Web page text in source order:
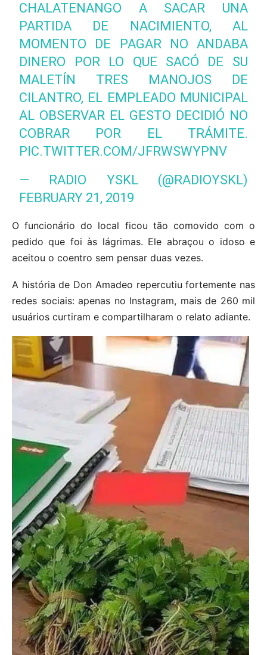
CHALATENANGO A SACAR UNA
PARTIDA DE NACIMIENTO, AL
MOMENTO DE PAGAR NO ANDABA
DINERO POR LO QUE SACÓ DE SU
MALETÍN TRES MANOJOS DE
CILANTRO, EL EMPLEADO MUNICIPAL
AL OBSERVAR EL GESTO DECIDIÓ NO
COBRAR POR EL TRÁMITE.
PIC.TWITTER.COM/JFRWSWYPNV
— RADIO YSKL (@RADIOYSKL)
FEBRUARY 21, 2019
O funcionário do local ficou tão comovido com o
pedido que foi às lágrimas. Ele abraçou o idoso e
aceitou o coentro sem pensar duas vezes.
A história de Don Amadeo repercutiu fortemente nas
redes sociais: apenas no Instagram, mais de 260 mil
usuários curtiram e compartilharam o relato adiante.